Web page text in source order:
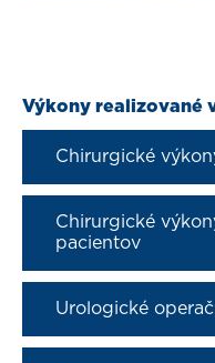
Výkony realizované
Chirurgické
Chirurgické
pacientov
Urologické